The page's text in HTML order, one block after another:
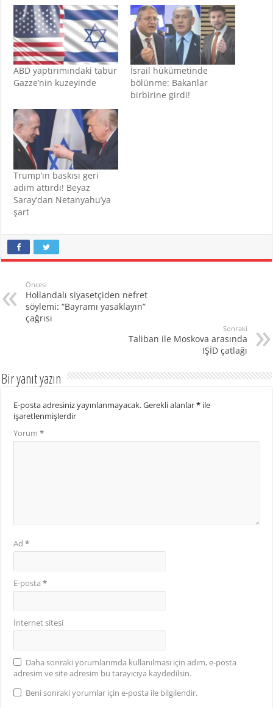
ABD yaptırımındaki tabur
Gazze’nin kuzeyinde
İsrail hükümetinde
bölünme: Bakanlar
birbirine girdi!
Trump’ın baskısı geri
adım attırdı! Beyaz
Saray’dan Netanyahu’ya
şart
Öncesi
Hollandalı siyasetçiden nefret
söylemi: “Bayramı yasaklayın”
çağrısı
Sonraki
Taliban ile Moskova arasında
IŞİD çatlağı
Bir yanıt yazın
E-posta adresiniz yayınlanmayacak.Gerekli alanlar* ile
işaretlenmişlerdir
Yorum*
Ad*
E-posta*
İnternet sitesi
Daha sonraki yorumlarımda kullanılması için adım, e-posta
adresim ve site adresim bu tarayıcıya kaydedilsin.
Beni sonraki yorumlar için e-posta ile bilgilendir.